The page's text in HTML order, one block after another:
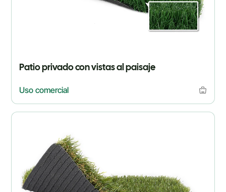
Patio privado con vistas al paisaje
Uso comercial